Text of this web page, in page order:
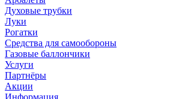
Духовые трубки
Луки
Рогатки
Средства для самообороны
Газовые баллончики
Услуги
Партнёры
Акции
Информация